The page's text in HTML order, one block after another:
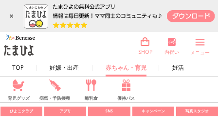
×
TOP 妊娠・出産 赤ちゃん・育児 妊活
SHOP 内祝い メニュー
育児グッズ 病気・予防接種 離乳食 優待パス
ひよこクラブ アプリ SNS キャンペーン 写真スタジオ